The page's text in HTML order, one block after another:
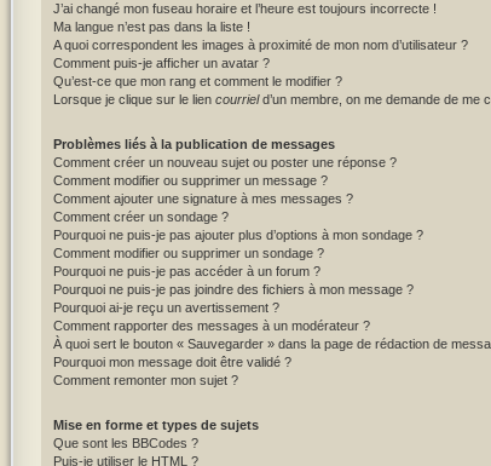
J’ai changé mon fuseau horaire et l’heure est toujours incorrecte !
Ma langue n’est pas dans la liste !
A quoi correspondent les images à proximité de mon nom d’utilisateur ?
Comment puis-je afficher un avatar ?
Qu’est-ce que mon rang et comment le modifier ?
Lorsque je clique sur le lien courrield’un membre, on me demande de me
Problèmes liés à la publication de messages
Comment créer un nouveau sujet ou poster une réponse ?
Comment modifier ou supprimer un message ?
Comment ajouter une signature à mes messages ?
Comment créer un sondage ?
Pourquoi ne puis-je pas ajouter plus d’options à mon sondage ?
Comment modifier ou supprimer un sondage ?
Pourquoi ne puis-je pas accéder à un forum ?
Pourquoi ne puis-je pas joindre des fichiers à mon message ?
Pourquoi ai-je reçu un avertissement ?
Comment rapporter des messages à un modérateur ?
À quoi sert le bouton « Sauvegarder » dans la page de rédaction de
Pourquoi mon message doit être validé ?
Comment remonter mon sujet ?
Mise en forme et types de sujets
Que sont les BBCodes ?
Puis-je utiliser le HTML ?